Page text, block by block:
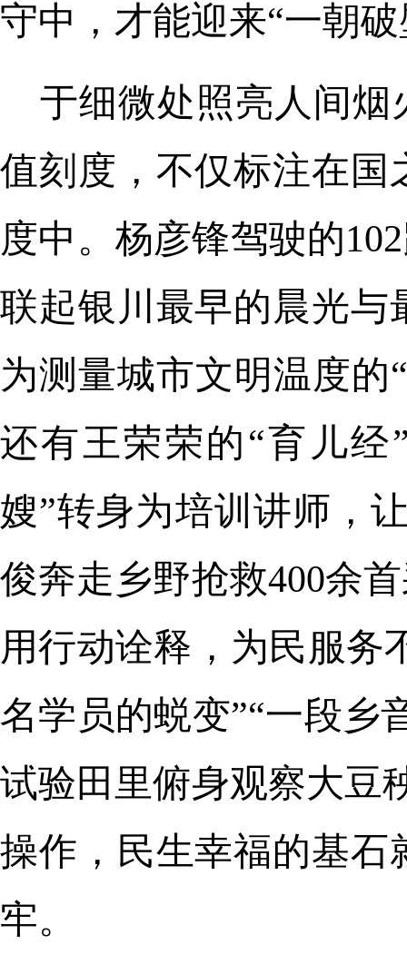
守中，才能迎来“一朝
于细微处照亮人间烟
值刻度，不仅标注在国
度中。杨彦锋驾驶的
联起银川最早的晨光与
为测量城市文明温度的
还有王荣荣的“育儿经
嫂”转身为培训讲师，
俊奔走乡野抢救400余
用行动诠释，为民服务
名学员的蜕变”“一段乡
试验田里俯身观察大豆
操作，民生幸福的基石
牢。